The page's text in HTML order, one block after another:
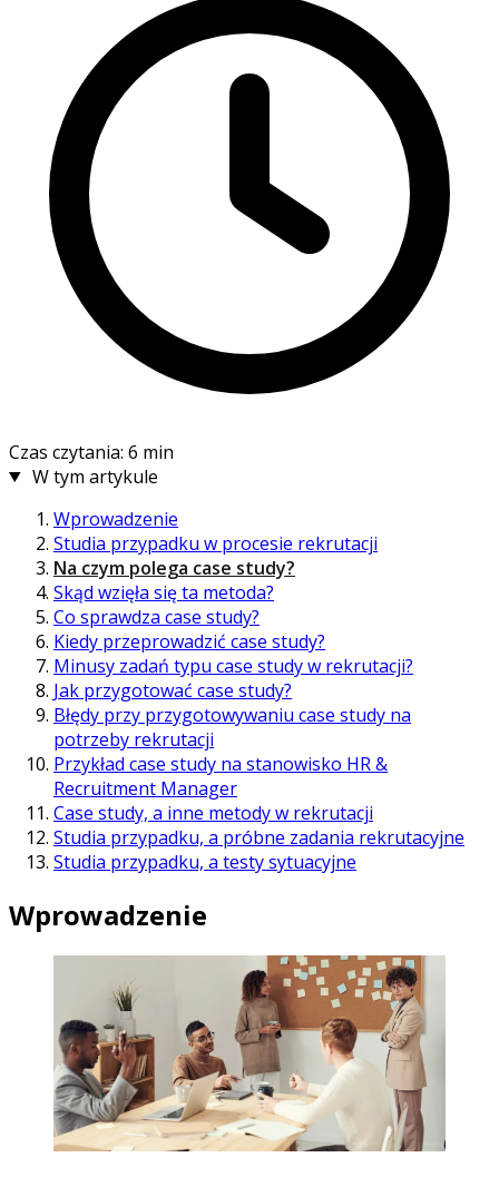
Czas czytania: 6 min
W tym artykule
Wprowadzenie
Studia przypadku w procesie rekrutacji
Na czym polega case study?
Skąd wzięła się ta metoda?
Co sprawdza case study?
Kiedy przeprowadzić case study?
Minusy zadań typu case study w rekrutacji?
Jak przygotować case study?
Błędy przy przygotowywaniu case study na
potrzeby rekrutacji
Przykład case study na stanowisko HR &
Recruitment Manager
Case study, a inne metody w rekrutacji
Studia przypadku, a próbne zadania rekrutacyjne
Studia przypadku, a testy sytuacyjne
Wprowadzenie